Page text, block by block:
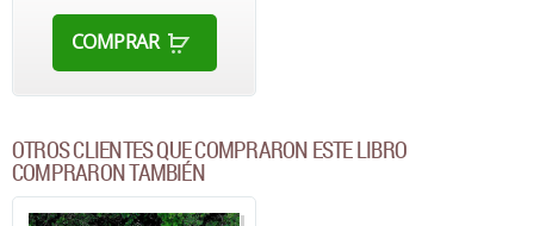
COMPRAR
OTROS CLIENTES QUE COMPRARON ESTE LIBRO
COMPRARON TAMBIÉN